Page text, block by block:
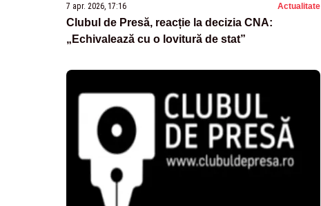
7 apr. 2026, 17:16 Actualitate
Clubul de Presă, reacție la decizia CNA:
„Echivalează cu o lovitură de stat”